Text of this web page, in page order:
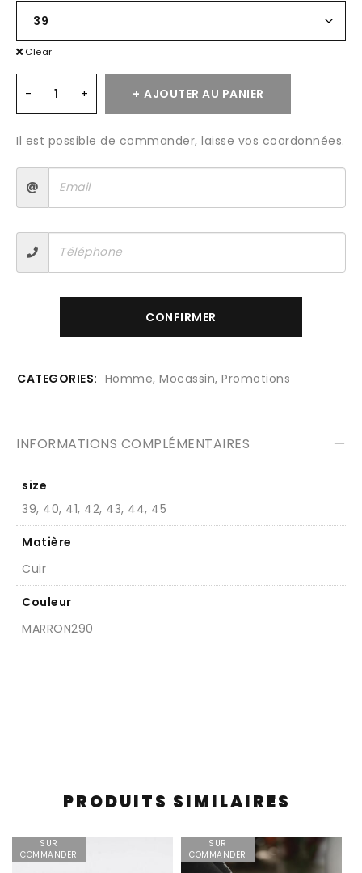
Clear
AJOUTER AU PANIER
Il est possible de commander, laisse vos coordonnées.
CONFIRMER
CATEGORIES: Homme, Mocassin, Promotions
INFORMATIONS COMPLÉMENTAIRES
size
39, 40, 41, 42, 43, 44, 45
Matière
Cuir
Couleur
MARRON290
PRODUITS SIMILAIRES
SUR
COMMANDER
SUR
COMMANDER